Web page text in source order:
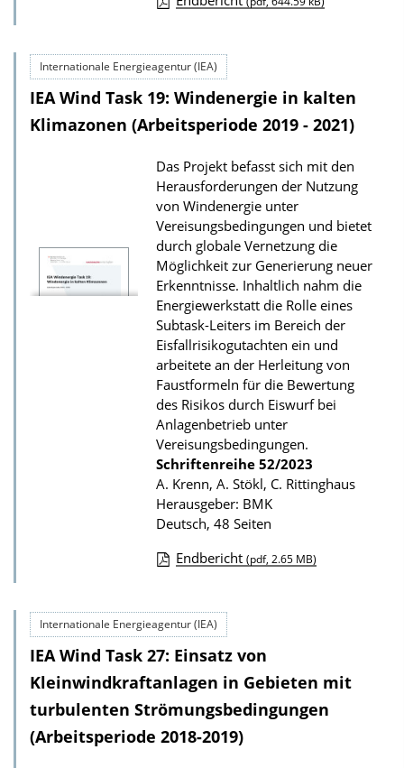
w
n
l
a
d
s
z
u
r
P
u
b
l
i
k
a
t
i
o
Internationale Energieagentur (IEA)
IEA Wind Task 19: Windenergie in kalten
Klimazonen (Arbeitsperiode 2019 - 2021)
Das Projekt befasst sich mit den
Herausforderungen der Nutzung
von Windenergie unter
Vereisungsbedingungen und bietet
durch globale Vernetzung die
Möglichkeit zur Generierung neuer
Erkenntnisse. Inhaltlich nahm die
Energiewerkstatt die Rolle eines
Subtask-Leiters im Bereich der
Eisfallrisikogutachten ein und
arbeitete an der Herleitung von
Faustformeln für die Bewertung
des Risikos durch Eiswurf bei
Anlagenbetrieb unter
Vereisungsbedingungen.
Schriftenreihe 52/2023
A. Krenn, A. Stökl, C. Rittinghaus
Herausgeber: BMK
Deutsch, 48 Seiten
w
n
l
o
a
Endbericht (pdf, 2.65 MB)
Internationale Energieagentur (IEA)
IEA Wind Task 27: Einsatz von
Kleinwindkraft­anlagen in Gebieten mit
turbulenten Strömungsbedingungen
(Arbeitsperiode 2018-2019)